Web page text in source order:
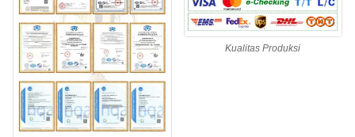
Kualitas Produksi